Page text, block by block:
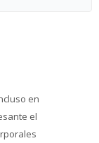
en
el